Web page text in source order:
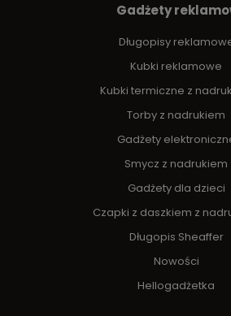
Gadżety
Długopisy
Kubki reklamowe
Kubki termiczne z
Torby z nadrukiem
Gadżety
Smycz z nadrukiem
Gadżety dla dzieci
Czapki z daszkiem z
Długopis Sheaffer
Nowości
Hellogadżetka